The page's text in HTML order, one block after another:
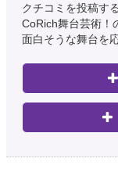
クチコミを投稿す
CoRich舞台芸術！
面白そうな舞台を